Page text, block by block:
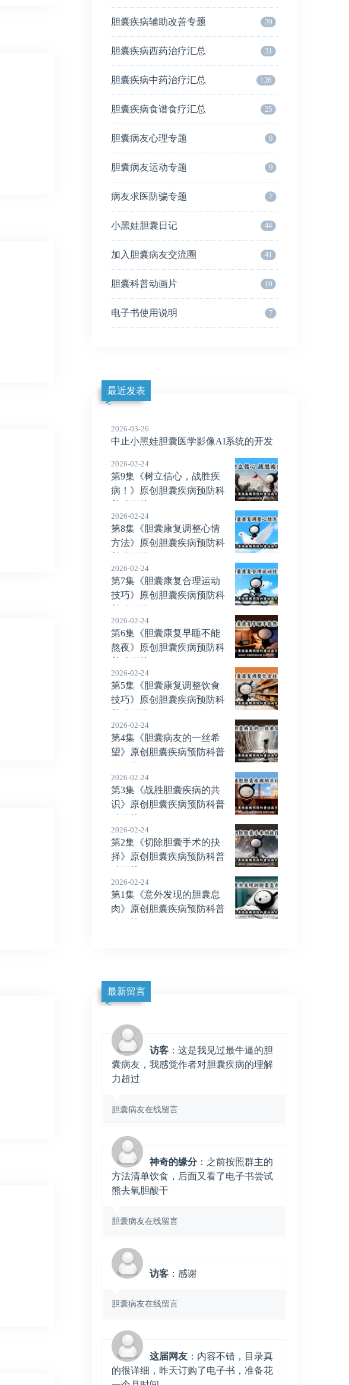
胆囊疾病辅助改善专题 20
胆囊疾病西药治疗汇总 31
胆囊疾病中药治疗汇总 126
胆囊疾病食谱食疗汇总 25
胆囊病友心理专题 9
胆囊病友运动专题 9
病友求医防骗专题 7
小黑娃胆囊日记 44
加入胆囊病友交流圈 41
胆囊科普动画片 10
电子书使用说明 7
最近发表
2026-03-26
中止小黑娃胆囊医学影像AI系统的开发
2026-02-24
第9集《树立信心，战胜疾
病！》原创胆囊疾病预防科
2026-02-24
第8集《胆囊康复调整心情
方法》原创胆囊疾病预防科
2026-02-24
第7集《胆囊康复合理运动
技巧》原创胆囊疾病预防科
2026-02-24
第6集《胆囊康复早睡不能
熬夜》原创胆囊疾病预防科
2026-02-24
第5集《胆囊康复调整饮食
技巧》原创胆囊疾病预防科
2026-02-24
第4集《胆囊病友的一丝希
望》原创胆囊疾病预防科普
2026-02-24
第3集《战胜胆囊疾病的共
识》原创胆囊疾病预防科普
2026-02-24
第2集《切除胆囊手术的抉
择》原创胆囊疾病预防科普
2026-02-24
第1集《意外发现的胆囊息
肉》原创胆囊疾病预防科普
最新留言
访客 ：这是我见过最牛逼的胆
囊病友，我感觉作者对胆囊疾病的理解
力超过
胆囊病友在线留言
神奇的缘分：之前按照群主的
方法清单饮食，后面又看了电子书尝试
熊去氧胆酸干
胆囊病友在线留言
访客 ：感谢
胆囊病友在线留言
这届网友 ：内容不错，目录真
的很详细，昨天订购了电子书，准备花